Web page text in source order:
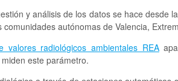
y análisis de los datos se hace desde
comunidades autónomas de Valencia,
valores radiológicos ambientales REA
este parámetro.